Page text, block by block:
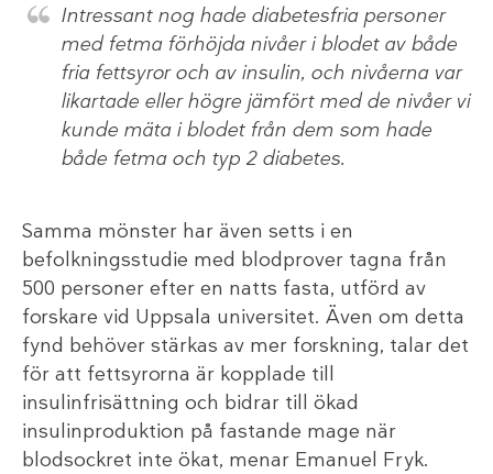
Intressant nog hade diabetesfria personer
med fetma förhöjda nivåer i blodet av både
fria fettsyror och av insulin, och nivåerna var
likartade eller högre jämfört med de nivåer vi
kunde mäta i blodet från dem som hade
både fetma och typ 2 diabetes.
Samma mönster har även setts i en
befolkningsstudie med blodprover tagna från
500 personer efter en natts fasta, utförd av
forskare vid Uppsala universitet. Även om detta
fynd behöver stärkas av mer forskning, talar det
för att fettsyrorna är kopplade till
insulinfrisättning och bidrar till ökad
insulinproduktion på fastande mage när
blodsockret inte ökat, menar Emanuel Fryk.